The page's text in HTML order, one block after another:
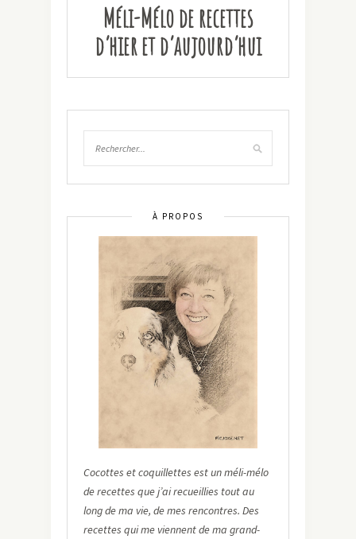
Méli-Mélo de recettes
d’hier et d’aujourd’hui
À PROPOS
Cocottes et coquillettes est un méli-mélo
de recettes que j’ai recueillies tout au
long de ma vie, de mes rencontres. Des
recettes qui me viennent de ma grand-